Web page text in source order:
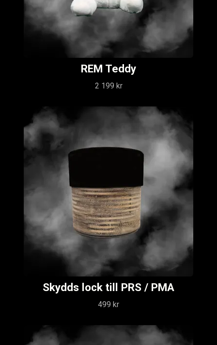
REM Teddy
2 199 kr
Skydds lock till PRS / PMA
499 kr